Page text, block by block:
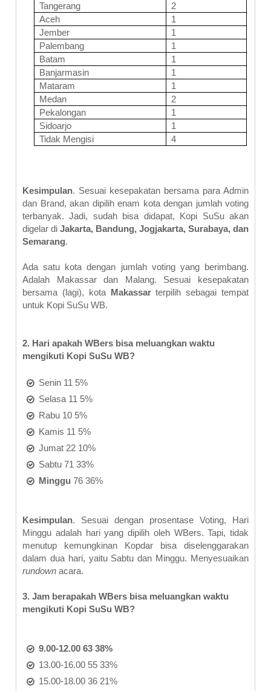
Tangerang
2
Aceh
1
Jember
1
Palembang
1
Batam
1
Banjarmasin
1
Mataram
1
Medan
2
Pekalongan
1
Sidoarjo
1
Tidak Mengisi
4
Kesimpulan. Sesuai kesepakatan bersama para Admin
dan Brand, akan dipilih enam kota dengan jumlah voting
terbanyak. Jadi, sudah bisa didapat, Kopi SuSu akan
digelar di Jakarta, Bandung, Jogjakarta, Surabaya, dan
Semarang.
Ada satu kota dengan jumlah voting yang berimbang.
Adalah Makassar dan Malang. Sesuai kesepakatan
bersama (lagi), kota Makassarterpilih sebagai tempat
untuk Kopi SuSu WB.
2. Hari apakah WBers bisa meluangkan waktu
mengikuti Kopi SuSu WB?
Senin 11 5%
Selasa 11 5%
Rabu 10 5%
Kamis 11 5%
Jumat 22 10%
Sabtu 71 33%
Minggu 76 36%
Kesimpulan. Sesuai dengan prosentase Voting, Hari
Minggu adalah hari yang dipilih oleh WBers. Tapi, tidak
menutup kemungkinan Kopdar bisa diselenggarakan
dalam dua hari, yaitu Sabtu dan Minggu. Menyesuaikan
rundown acara.
3. Jam berapakah WBers bisa meluangkan waktu
mengikuti Kopi SuSu WB?
9.00-12.00 63 38%
13.00-16.00 55 33%
15.00-18.00 36 21%